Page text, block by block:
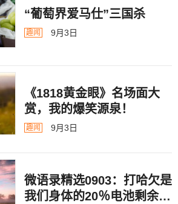
“葡萄界爱马仕”三国杀
趣闻 9月3日
《1818黄金眼》名场面大
赏，我的爆笑源泉！
趣闻 9月3日
微语录精选0903：打哈欠是
我们身体的20％电池剩余警